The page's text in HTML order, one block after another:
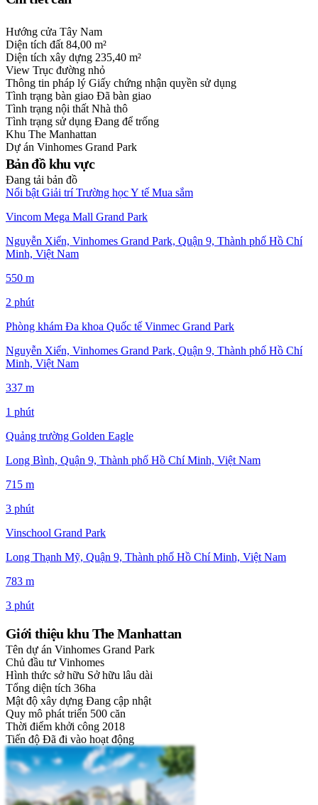
Hướng cửa Tây Nam
Diện tích đất 84,00 m²
Diện tích xây dựng 235,40 m²
View Trục đường nhỏ
Thông tin pháp lý Giấy chứng nhận quyền sử dụng
Tình trạng bàn giao Đã bàn giao
Tình trạng nội thất Nhà thô
Tình trạng sử dụng Đang để trống
Khu The Manhattan
Dự án Vinhomes Grand Park
Bản đồ khu vực
Đang tải bản đồ
Nổi bật Giải trí Trường họcY tế Mua sắm
Vincom Mega Mall Grand Park
Nguyễn Xiển, Vinhomes Grand Park, Quận 9, Thành phố Hồ Chí
Minh, Việt Nam
550 m
2 phút
Phòng khám Đa khoa Quốc tế Vinmec Grand Park
Nguyễn Xiển, Vinhomes Grand Park, Quận 9, Thành phố Hồ Chí
Minh, Việt Nam
337 m
1 phút
Quảng trường Golden Eagle
Long Bình, Quận 9, Thành phố Hồ Chí Minh, Việt Nam
715 m
3 phút
Vinschool Grand Park
Long Thạnh Mỹ, Quận 9, Thành phố Hồ Chí Minh, Việt Nam
783 m
3 phút
Giới thiệu khu The Manhattan
Tên dự án Vinhomes Grand Park
Chủ đầu tư Vinhomes
Hình thức sở hữu Sở hữu lâu dài
Tổng diện tích 36ha
Mật độ xây dựng Đang cập nhật
Quy mô phát triển 500 căn
Thời điểm khởi công 2018
Tiến độ Đã đi vào hoạt động